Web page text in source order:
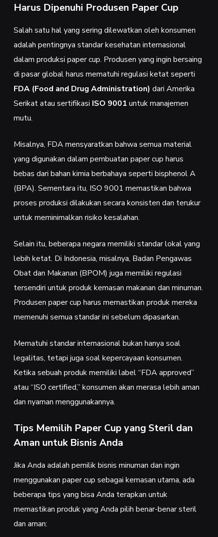
Harus Dipenuhi Produsen Paper Cup
Salah satu hal yang sering dilewatkan oleh konsumen
adalah pentingnya standar kesehatan internasional
dalam produksi paper cup. Produsen yang ingin bersaing
di pasar global harus mematuhi regulasi ketat seperti
FDA (Food and Drug Administration) dari Amerika
Serikat atau sertifikasi ISO 9001 untuk manajemen
mutu.
Misalnya, FDA mensyaratkan bahwa semua material
yang digunakan dalam pembuatan paper cup harus
bebas dari bahan kimia berbahaya seperti bisphenol A
(BPA). Sementara itu, ISO 9001 memastikan bahwa
proses produksi dilakukan secara konsisten dan terukur
untuk meminimalkan risiko kesalahan.
Selain itu, beberapa negara memiliki standar lokal yang
lebih ketat. Di Indonesia, misalnya, Badan Pengawas
Obat dan Makanan (BPOM) juga memiliki regulasi
tersendiri untuk produk kemasan makanan dan minuman.
Produsen paper cup harus memastikan produk mereka
memenuhi semua standar ini sebelum dipasarkan.
Mematuhi standar internasional bukan hanya soal
legalitas, tetapi juga soal kepercayaan konsumen.
Ketika sebuah produk memiliki label “FDA approved”
atau “ISO certified,” konsumen akan merasa lebih aman
dan nyaman menggunakannya.
Tips Memilih Paper Cup yang Steril dan
Aman untuk Bisnis Anda
Jika Anda adalah pemilik bisnis minuman dan ingin
menggunakan paper cup sebagai kemasan utama, ada
beberapa tips yang bisa Anda terapkan untuk
memastikan produk yang Anda pilih benar-benar steril
dan aman: